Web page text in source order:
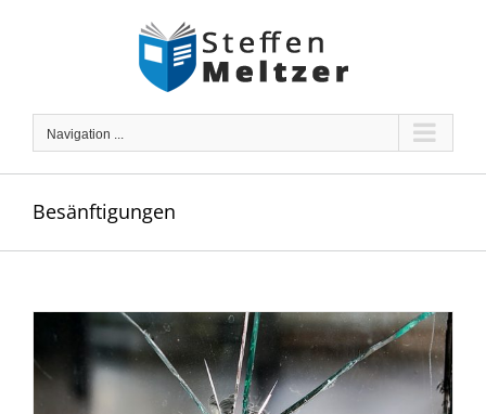
Navigation ...
Besänftigungen